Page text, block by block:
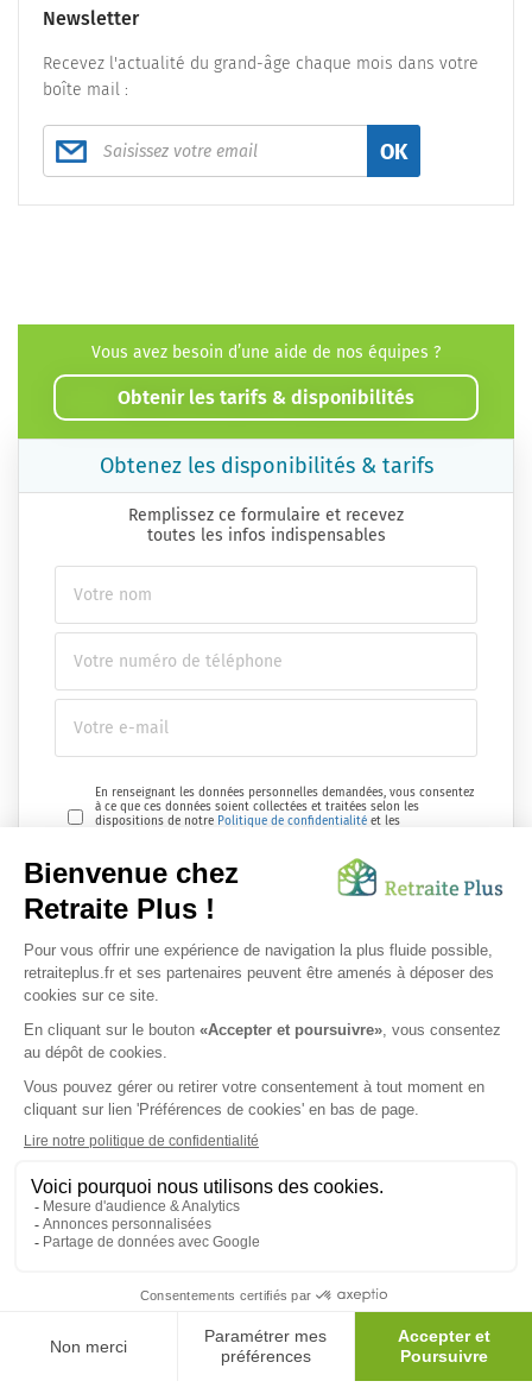
Newsletter
Recevez l'actualité du grand-âge chaque mois dans votre
boîte mail :
OK
Vous avez besoin d’une aide de nos équipes ?
Obtenir les tarifs & disponibilités
Obtenez les disponibilités & tarifs
Remplissez ce formulaire et recevez
toutes les infos indispensables
En renseignant les données personnelles demandées, vous consentez
à ce que ces données soient collectées et traitées selon les
dispositions de notre Politique de confidentialité et les
Envoyer ma demande
Nous vous informons de l'existence de la liste d'opposition au
démarchage téléphonique. Inscription sur
SUIVEZ-NOUS SUR :
Protection données personnelles
Mentions légales|Espace Presse
au démarchage téléphonique. Inscription sur
© 2026 Retraite Plus - Tous droits réservés - Plan du site